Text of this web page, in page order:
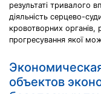
результаті тривалого
діяльність серцево-
кровотворних органів,
прогресування якої
объектов